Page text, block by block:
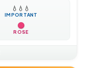
💧 💧 💧
IMPORTANT
ROSE